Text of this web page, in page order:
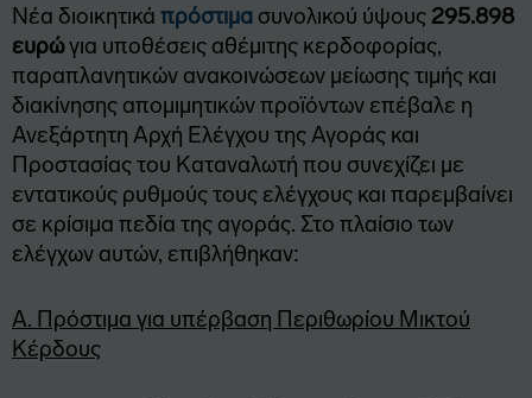
Νέα διοικητικά πρόστιμα συνολικού ύψους 295.898
ευρώγια υποθέσεις αθέμιτης κερδοφορίας,
παραπλανητικών ανακοινώσεων μείωσης τιμής και
διακίνησης απομιμητικών προϊόντων επέβαλε η
Ανεξάρτητη Αρχή Ελέγχου της Αγοράς και
Προστασίας του Καταναλωτή που συνεχίζει με
εντατικούς ρυθμούς τους ελέγχους και παρεμβαίνει
σε κρίσιμα πεδία της αγοράς. Στο πλαίσιο των
ελέγχων αυτών, επιβλήθηκαν:
Α. Πρόστιμα για υπέρβαση Περιθωρίου Μικτού
Κέρδους